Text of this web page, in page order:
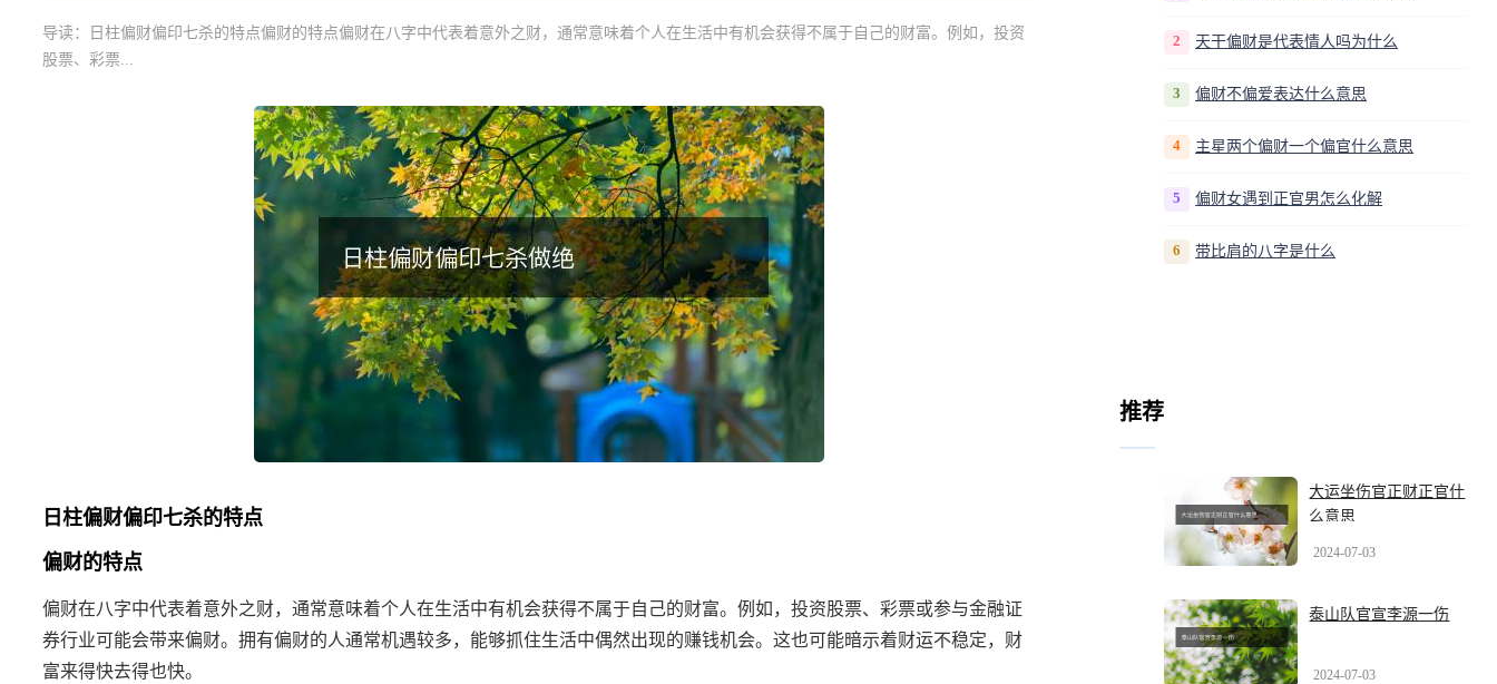
导读：
日柱偏财偏印七杀的特点偏财的特点偏财在八字中代表着意外之财，通常意味着个人在生活中有机会获得不属于自己的财富。例如，投资
股票、彩票...
日柱偏财偏印七杀的特点
偏财的特点
偏财在八字中代表着意外之财，通常意味着个人在生活中有机会获得不属于自己的财富。例如，投资股票、彩票或参与金融证
券行业可能会带来偏财。拥有偏财的人通常机遇较多，能够抓住生活中偶然出现的赚钱机会。这也可能暗示着财运不稳定，财
富来得快去得也快。
2 天干偏财是代表情人吗为什么
3 偏财不偏爱表达什么意思
4 主星两个偏财一个偏官什么意思
5 偏财女遇到正官男怎么化解
6 带比肩的八字是什么
推荐
大运坐伤官正财正官什
么意思
2024-07-03
泰山队官宣李源一伤
2024-07-03